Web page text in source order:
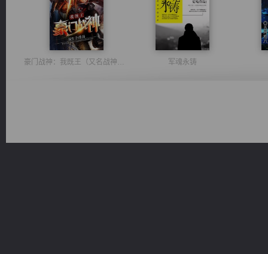
豪门战神：我既王（又名战神归来不败神婿修罗战神） 军魂永铸